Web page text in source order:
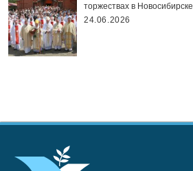
торжествах в Новосибирске
24.06.2026